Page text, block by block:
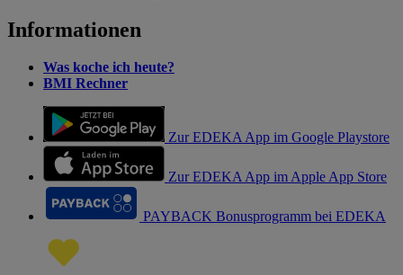
Informationen
Was koche ich heute?
BMI Rechner
Zur EDEKA App im Google Playstore
Zur EDEKA App im Apple App Store
PAYBACK Bonusprogramm bei EDEKA